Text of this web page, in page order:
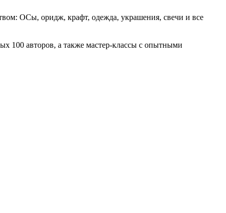
ОСы, оридж, крафт, одежда, украшения, свечи и все
100 авторов, а также мастер-классы с опытными